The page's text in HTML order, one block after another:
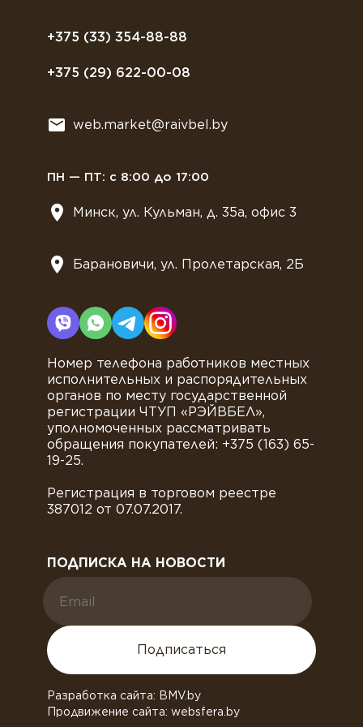
+375 (33) 354-88-88
+375 (29) 622-00-08
web.market@raivbel.by
ПН — ПТ: с 8:00 до 17:00
Минск, ул. Кульман, д. 35а, офис 3
Барановичи, ул. Пролетарская, 2Б
Номер телефона работников местных
исполнительных и распорядительных
органов по месту государственной
регистрации ЧТУП «РЭЙВБЕЛ»,
уполномоченных рассматривать
обращения покупателей: +375 (163) 65-
19-25.
Регистрация в торговом реестре
387012 от 07.07.2017.
ПОДПИСКА НА НОВОСТИ
Подписаться
Договор оферты
Разработка сайта: BMV.by
Продвижение сайта: websfera.by